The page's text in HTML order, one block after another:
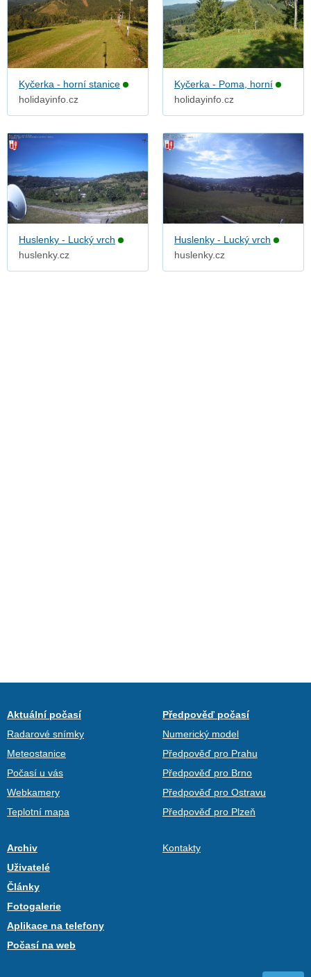
Kyčerka - horní stanice
holidayinfo.cz
Kyčerka - Poma, horní
holidayinfo.cz
Huslenky - Lucký vrch
huslenky.cz
Huslenky - Lucký vrch
huslenky.cz
Aktuální počasí
Radarové snímky
Meteostanice
Počasí u vás
Webkamery
Teplotní mapa
Předpověď počasí
Numerický model
Předpověď pro Prahu
Předpověď pro Brno
Předpověď pro Ostravu
Předpověď pro Plzeň
Archiv
Uživatelé
Články
Fotogalerie
Aplikace na telefony
Počasí na web
Kontakty